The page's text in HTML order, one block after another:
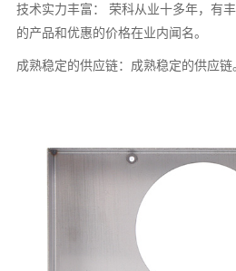
技术实力丰富： 荣科从业十多年，有
的产品和优惠的价格在业内闻名。
成熟稳定的供应链：成熟稳定的供应链